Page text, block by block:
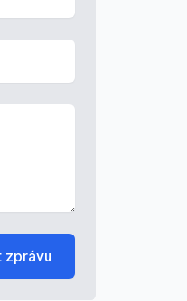
zprávu